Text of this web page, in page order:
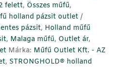
felett, Összes műfű,
holland pázsit outlet
pázsit, Holland műfű
, Malaga műfű, Outlet ár,
Márka: Műfű Outlet Kft. - AZ
, STRONGHOLD® holland